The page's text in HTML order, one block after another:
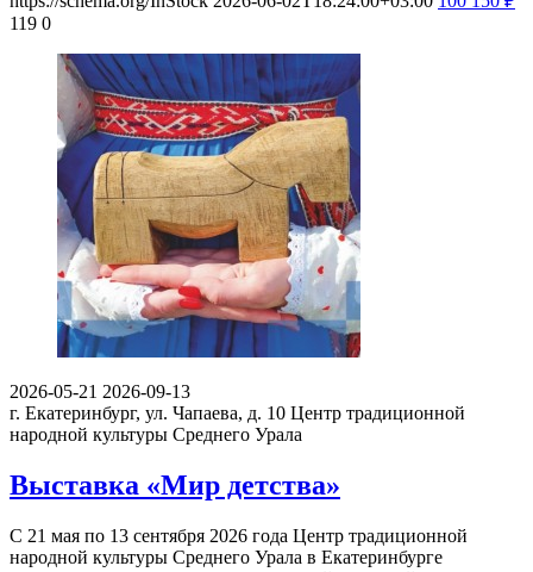
119 0
2026-05-21 2026-09-13
г. Екатеринбург, ул. Чапаева, д. 10 Центр традиционной
народной культуры Среднего Урала
Выставка «Мир детства»
С 21 мая по 13 сентября 2026 года Центр традиционной
народной культуры Среднего Урала в Екатеринбурге